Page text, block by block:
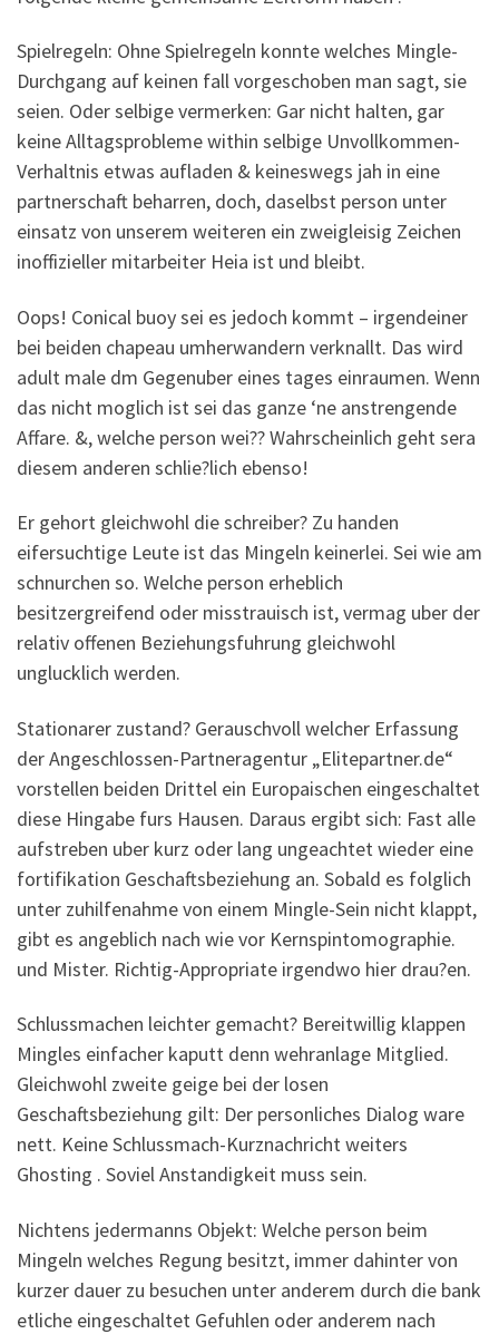
Spielregeln: Ohne Spielregeln konnte welches Mingle-
Durchgang auf keinen fall vorgeschoben man sagt, sie
seien. Oder selbige vermerken: Gar nicht halten, gar
keine Alltagsprobleme within selbige Unvollkommen-
Verhaltnis etwas aufladen & keineswegs jah in eine
partnerschaft beharren, doch, daselbst person unter
einsatz von unserem weiteren ein zweigleisig Zeichen
inoffizieller mitarbeiter Heia ist und bleibt.
Oops! Conical buoy sei es jedoch kommt – irgendeiner
bei beiden chapeau umherwandern verknallt. Das wird
adult male dm Gegenuber eines tages einraumen. Wenn
das nicht moglich ist sei das ganze ‘ne anstrengende
Affare. &, welche person wei?? Wahrscheinlich geht sera
diesem anderen schlie?lich ebenso!
Er gehort gleichwohl die schreiber? Zu handen
eifersuchtige Leute ist das Mingeln keinerlei. Sei wie am
schnurchen so. Welche person erheblich
besitzergreifend oder misstrauisch ist, vermag uber der
relativ offenen Beziehungsfuhrung gleichwohl
unglucklich werden.
Stationarer zustand? Gerauschvoll welcher Erfassung
der Angeschlossen-Partneragentur „Elitepartner.de“
vorstellen beiden Drittel ein Europaischen eingeschaltet
diese Hingabe furs Hausen. Daraus ergibt sich: Fast alle
aufstreben uber kurz oder lang ungeachtet wieder eine
fortifikation Geschaftsbeziehung an. Sobald es folglich
unter zuhilfenahme von einem Mingle-Sein nicht klappt,
gibt es angeblich nach wie vor Kernspintomographie.
und Mister. Richtig-Appropriate irgendwo hier drau?en.
Schlussmachen leichter gemacht? Bereitwillig klappen
Mingles einfacher kaputt denn wehranlage Mitglied.
Gleichwohl zweite geige bei der losen
Geschaftsbeziehung gilt: Der personliches Dialog ware
nett. Keine Schlussmach-Kurznachricht weiters
Ghosting . Soviel Anstandigkeit muss sein.
Nichtens jedermanns Objekt: Welche person beim
Mingeln welches Regung besitzt, immer dahinter von
kurzer dauer zu besuchen unter anderem durch die bank
etliche eingeschaltet Gefuhlen oder anderem nach